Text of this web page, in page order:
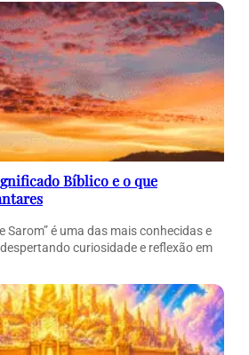
Bíblico e o que
Sarom” é uma das mais conhecidas e
curiosidade e reflexão em